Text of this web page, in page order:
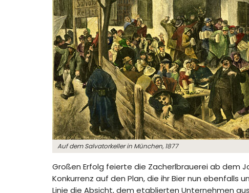
Auf dem Salvatorkeller in München, 1877
Großen Erfolg feierte die Zacherlbrauerei ab dem
Konkurrenz auf den Plan, die ihr Bier nun ebenfalls
Linie die Absicht, dem etablierten Unternehmen